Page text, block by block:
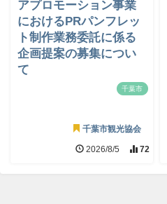
アプロモーション事業
におけるPRパンフレッ
ト制作業務委託に係る
企画提案の募集につい
て
千葉市
千葉市観光協会
2026/8/5 72